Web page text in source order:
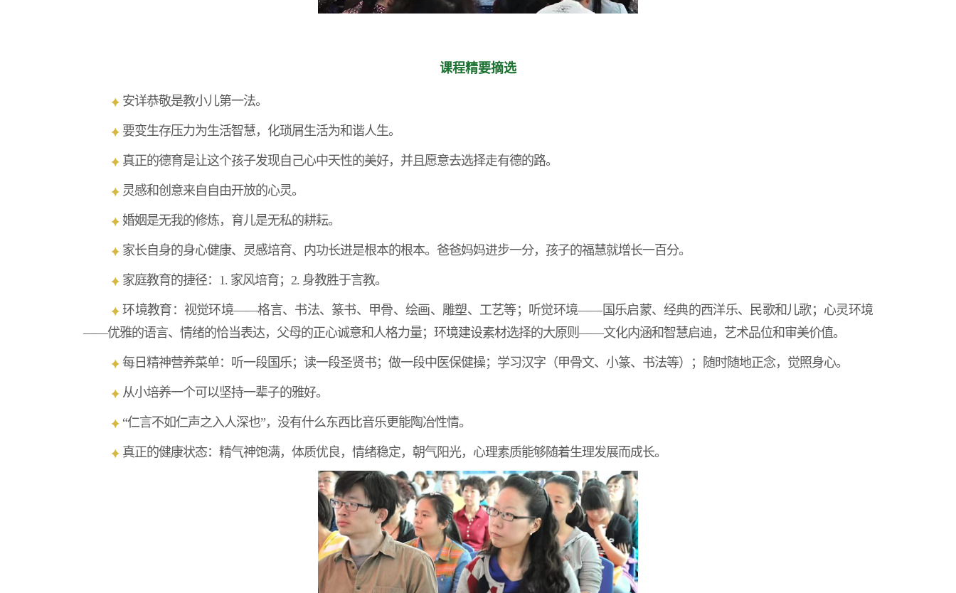
课程精要摘选
安详恭敬是教小儿第一法。
要变生存压力为生活智慧，化琐屑生活为和谐人生。
真正的德育是让这个孩子发现自己心中天性的美好，并且愿意去选择走有德的路。
灵感和创意来自自由开放的心灵。
婚姻是无我的修炼，育儿是无私的耕耘。
家长自身的身心健康、灵感培育、内功长进是根本的根本。爸爸妈妈进步一分，孩子的福慧就增长一百分。
家庭教育的捷径：1. 家风培育；2. 身教胜于言教。
环境教育：视觉环境——格言、书法、篆书、甲骨、绘画、雕塑、工艺等；听觉环境——国乐启蒙、经典的西洋乐、民歌和儿歌；心灵环境
——优雅的语言、情绪的恰当表达，父母的正心诚意和人格力量；环境建设素材选择的大原则——文化内涵和智慧启迪，艺术品位和审美价值。
每日精神营养菜单：听一段国乐；读一段圣贤书；做一段中医保健操；学习汉字（甲骨文、小篆、书法等）；随时随地正念，觉照身心。
从小培养一个可以坚持一辈子的雅好。
“仁言不如仁声之入人深也”，没有什么东西比音乐更能陶冶性情。
真正的健康状态：精气神饱满，体质优良，情绪稳定，朝气阳光，心理素质能够随着生理发展而成长。